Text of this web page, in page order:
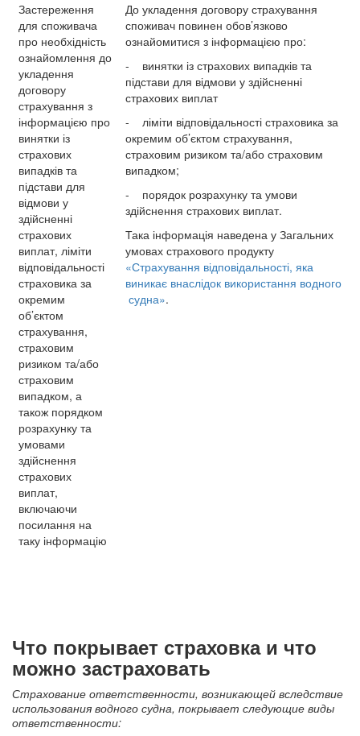
Застереження
для споживача
про необхідність
ознайомлення до
укладення
договору
страхування з
інформацією про
винятки із
страхових
випадків та
підстави для
відмови у
здійсненні
страхових
виплат, ліміти
відповідальності
страховика за
окремим
об’єктом
страхування,
страховим
ризиком та/або
страховим
випадком, а
також порядком
розрахунку та
умовами
здійснення
страхових
виплат,
включаючи
посилання на
таку інформацію
До укладення договору страхування
споживач повинен обов’язково
ознайомитися з інформацією про:
- винятки із страхових випадків та
підстави для відмови у здійсненні
страхових виплат
- ліміти відповідальності страховика за
окремим об’єктом страхування,
страховим ризиком та/або страховим
випадком;
- порядок розрахунку та умови
здійснення страхових виплат.
Така інформація наведена у Загальних
умовах страхового продукту
«Страхування відповідальності, яка
виникає внаслідок використання водного
судна».
Что покрывает страховка и что
можно застраховать
Страхование ответственности, возникающей вследствие
использования водного судна, покрывает следующие виды
ответственности: